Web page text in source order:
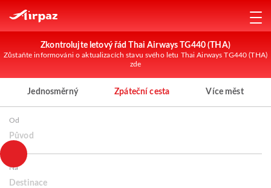
Zkontrolujte letový řád Thai Airways TG440 (THA)
Zůstaňte informováni o aktualizacích stavu svého letu Thai Airways TG440 (THA)
zde
Jednosměrný Zpáteční cesta Více měst
Od
Původ
Na
Destinace